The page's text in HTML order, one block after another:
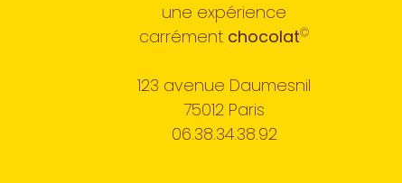
une expérience
carrément chocolat©
123 avenue Daumesnil
75012 Paris
06.38.34.38.92